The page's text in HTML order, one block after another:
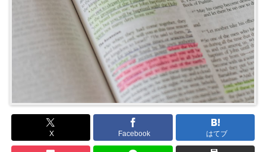
X Facebook はてブ